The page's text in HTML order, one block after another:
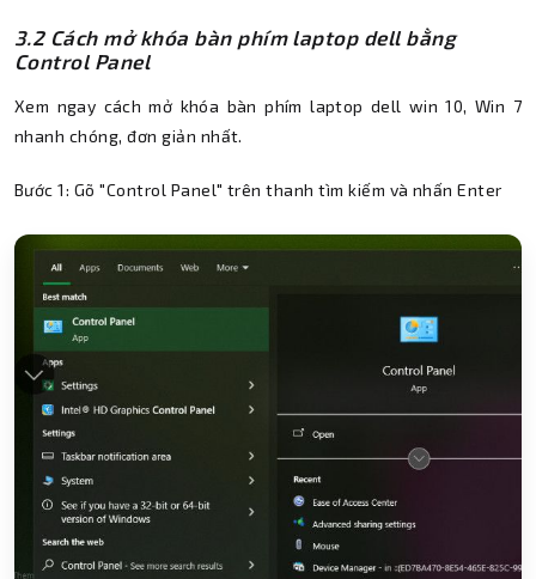
3.2 Cách mở khóa bàn phím laptop dell bằng
Control Panel
Xem ngay cách mở khóa bàn phím laptop dell win 10, Win 7
nhanh chóng, đơn giản nhất.
Bước 1: Gõ "Control Panel" trên thanh tìm kiếm và nhấn Enter